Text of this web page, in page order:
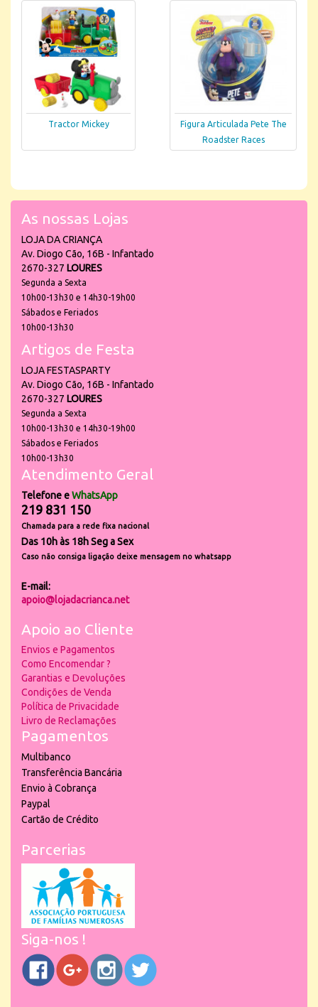
Tractor Mickey
Figura Articulada Pete The
Roadster Races
As nossas Lojas
LOJA DA CRIANÇA
Av. Diogo Cão, 16B - Infantado
2670-327 LOURES
Segunda a Sexta
10h00-13h30 e 14h30-19h00
Sábados e Feriados
10h00-13h30
Artigos de Festa
LOJA FESTASPARTY
Av. Diogo Cão, 16B - Infantado
2670-327 LOURES
Segunda a Sexta
10h00-13h30 e 14h30-19h00
Sábados e Feriados
10h00-13h30
Atendimento Geral
Telefone eWhatsApp
219 831 150
Chamada para a rede fixa nacional
Das 10h às 18h Seg a Sex
Caso não consiga ligação deixe mensagem no whatsapp
E-mail:
apoio@lojadacrianca.net
Apoio ao Cliente
Envios e Pagamentos
Como Encomendar ?
Garantias e Devoluções
Condições de Venda
Política de Privacidade
Livro de Reclamações
Pagamentos
Multibanco
Transferência Bancária
Envio à Cobrança
Paypal
Cartão de Crédito
Parcerias
Siga-nos !